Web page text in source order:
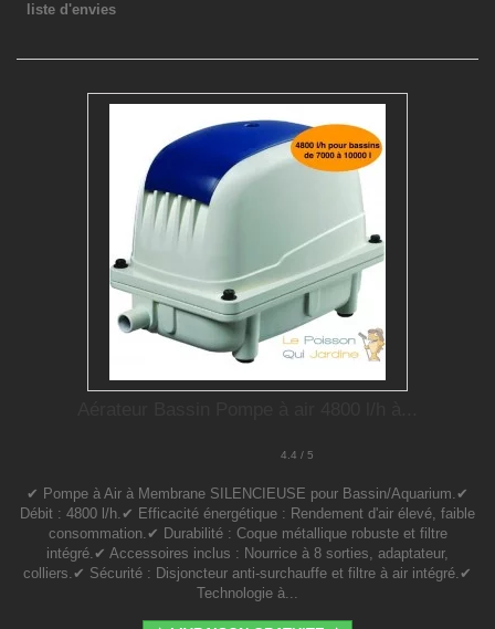
liste d'envies
4.4 / 5
✔ Pompe à Air à Membrane SILENCIEUSE pour Bassin/Aquarium.✔
Débit : 4800 l/h.✔ Efficacité énergétique : Rendement d'air élevé, faible
consommation.✔ Durabilité : Coque métallique robuste et filtre
intégré.✔ Accessoires inclus : Nourrice à 8 sorties, adaptateur,
colliers.✔ Sécurité : Disjoncteur anti-surchauffe et filtre à air intégré.✔
Technologie à...